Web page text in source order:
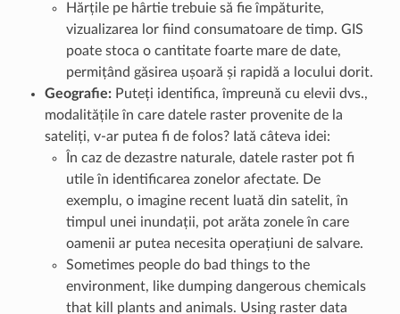
Hărțile pe hârtie trebuie să fie împăturite,
vizualizarea lor fiind consumatoare de timp. GIS
poate stoca o cantitate foarte mare de date,
permițând găsirea ușoară și rapidă a locului dorit.
Geografie:Puteți identifica, împreună cu elevii dvs.,
modalitățile în care datele raster provenite de la
sateliți, v-ar putea fi de folos? Iată câteva idei:
În caz de dezastre naturale, datele raster pot fi
utile în identificarea zonelor afectate. De
exemplu, o imagine recent luată din satelit, în
timpul unei inundații, pot arăta zonele în care
oamenii ar putea necesita operațiuni de salvare.
Sometimes people do bad things to the
environment, like dumping dangerous chemicals
that kill plants and animals. Using raster data